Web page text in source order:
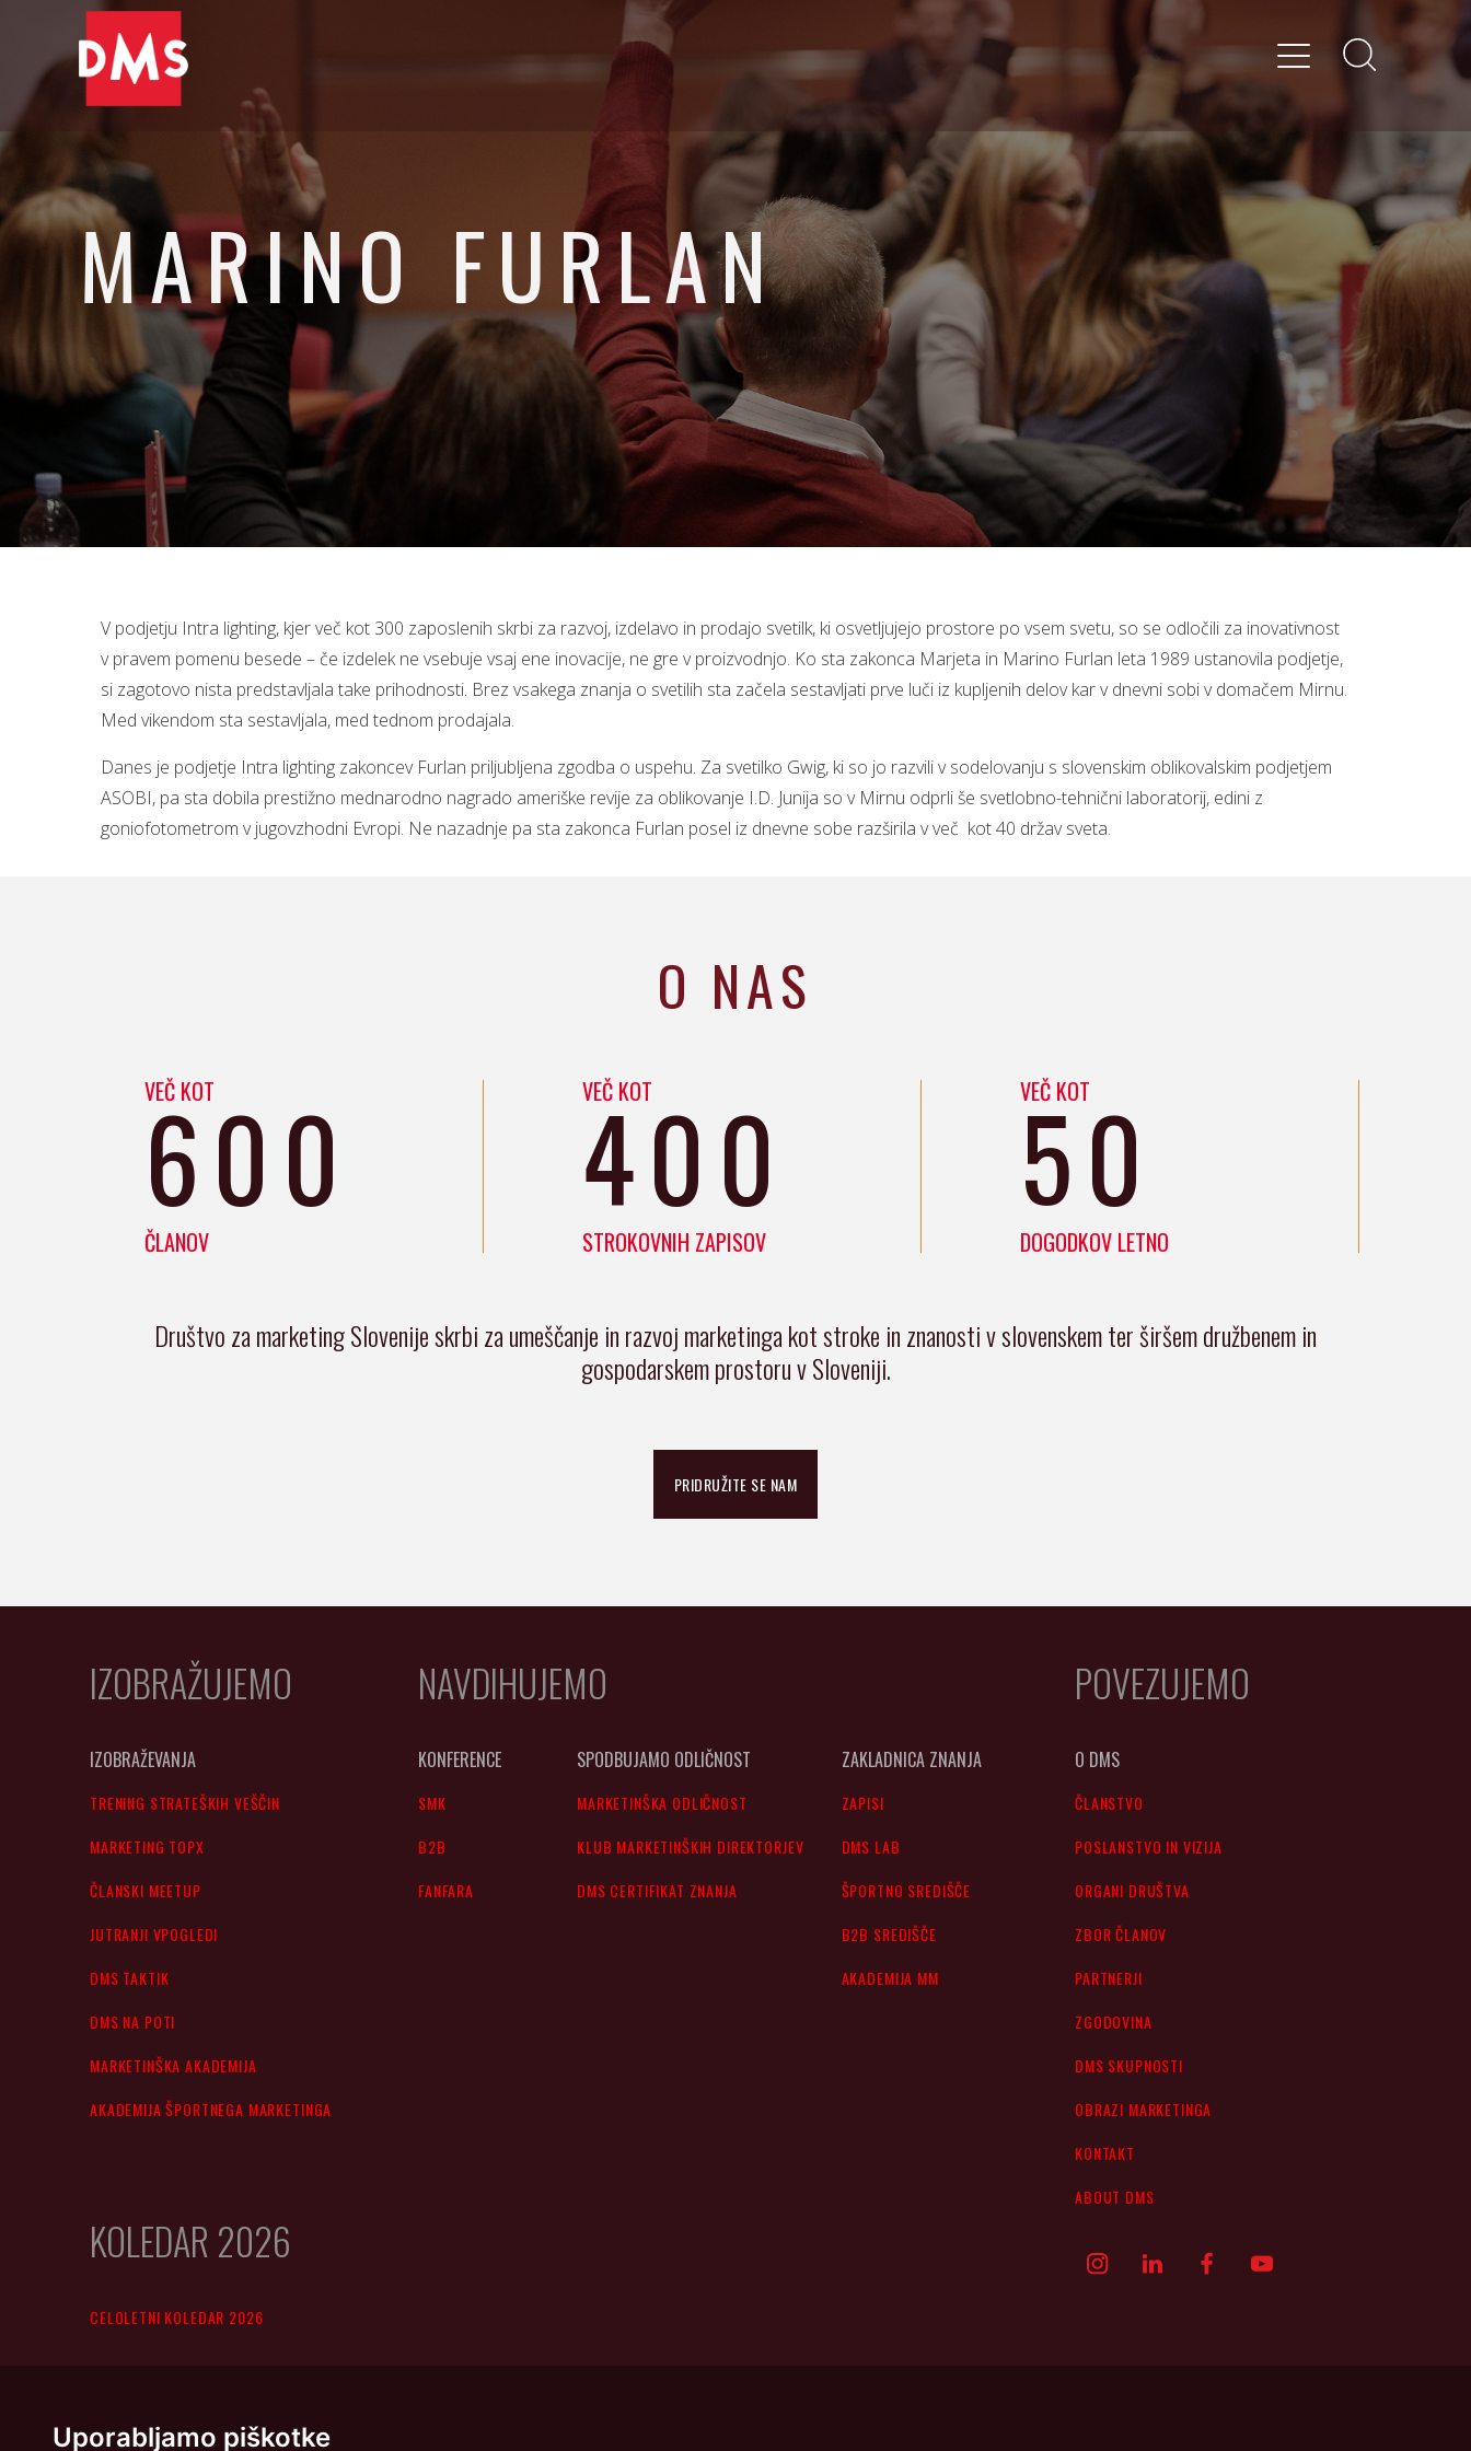
Uporabljamo piškotke
MARINO FURLAN
Ustanovitelj in predsednik, Intra Lighting
V podjetju Intra lighting, kjer več kot 300 zaposlenih skrbi za razvoj, izdelavo in prodajo svetilk, ki osvetljujejo prostore po vsem svetu, so se odločili za inovativnost
v pravem pomenu besede – če izdelek ne vsebuje vsaj ene inovacije, ne gre v proizvodnjo. Ko sta zakonca Marjeta in Marino Furlan leta 1989 ustanovila podjetje,
si zagotovo nista predstavljala take prihodnosti. Brez vsakega znanja o svetilih sta začela sestavljati prve luči iz kupljenih delov kar v dnevni sobi v domačem Mirnu.
Med vikendom sta sestavljala, med tednom prodajala.
Danes je podjetje Intra lighting zakoncev Furlan priljubljena zgodba o uspehu. Za svetilko Gwig, ki so jo razvili v sodelovanju s slovenskim oblikovalskim podjetjem
ASOBI, pa sta dobila prestižno mednarodno nagrado ameriške revije za oblikovanje I.D. Junija so v Mirnu odprli še svetlobno-tehnični laboratorij, edini z
goniofotometrom v jugovzhodni Evropi. Ne nazadnje pa sta zakonca Furlan posel iz dnevne sobe razširila v več kot 40 držav sveta.
O NAS
VEČ KOT
600
ČLANOV
VEČ KOT
400
STROKOVNIH ZAPISOV
VEČ KOT
50
DOGODKOV LETNO
Društvo za marketing Slovenije skrbi za umeščanje in razvoj marketinga kot stroke in znanosti v slovenskem ter širšem družbenem in
gospodarskem prostoru v Sloveniji.
PRIDRUŽITE SE NAM
IZOBRAŽUJEMO
IZOBRAŽEVANJA
TRENING STRATEŠKIH VEŠČIN
MARKETING TOPX
ČLANSKI MEETUP
JUTRANJI VPOGLEDI
DMS TAKTIK
DMS NA POTI
MARKETINŠKA AKADEMIJA
AKADEMIJA ŠPORTNEGA MARKETINGA
KOLEDAR 2026
CELOLETNI KOLEDAR 2026
NAVDIHUJEMO
KONFERENCE
SMK
B2B
FANFARA
SPODBUJAMO ODLIČNOST
MARKETINŠKA ODLIČNOST
KLUB MARKETINŠKIH DIREKTORJEV
DMS CERTIFIKAT ZNANJA
ZAKLADNICA ZNANJA
ZAPISI
DMS LAB
ŠPORTNO SREDIŠČE
B2B SREDIŠČE
AKADEMIJA MM
POVEZUJEMO
O DMS
ČLANSTVO
POSLANSTVO IN VIZIJA
ORGANI DRUŠTVA
ZBOR ČLANOV
PARTNERJI
ZGODOVINA
DMS SKUPNOSTI
OBRAZI MARKETINGA
KONTAKT
ABOUT DMS